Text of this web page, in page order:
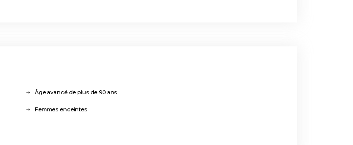
Âge avancé de plus de 90 ans
Femmes enceintes